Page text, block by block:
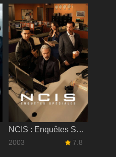
NCIS : Enquêtes Spéciales
2003 7.8